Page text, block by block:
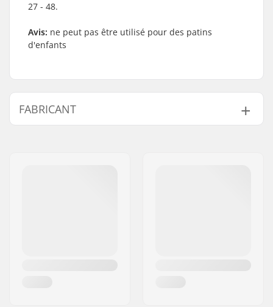
27 - 48.
Avis: ne peut pas être utilisé pour des patins
d'enfants
FABRICANT